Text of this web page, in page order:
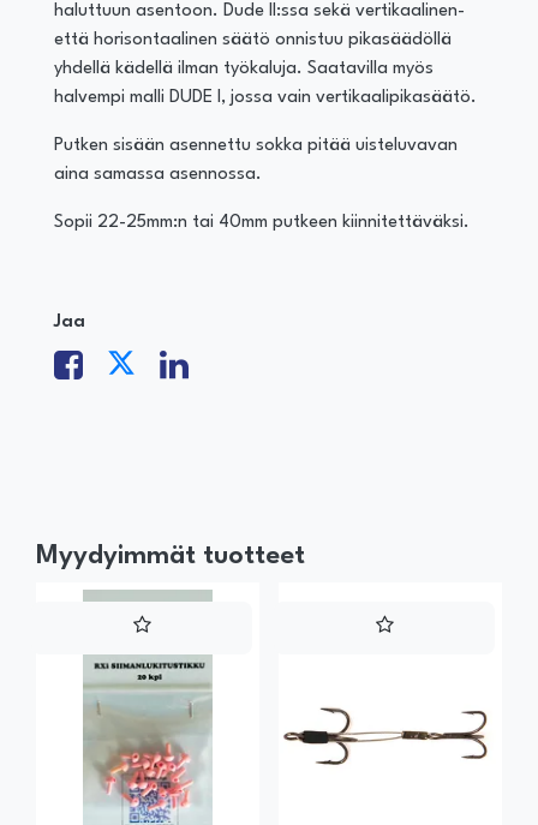
haluttuun asentoon. Dude II:ssa sekä vertikaalinen-
että horisontaalinen säätö onnistuu pikasäädöllä
yhdellä kädellä ilman työkaluja. Saatavilla myös
halvempi malli DUDE I, jossa vain vertikaalipikasäätö.
Putken sisään asennettu sokka pitää uisteluvavan
aina samassa asennossa.
Sopii 22-25mm:n tai 40mm putkeen kiinnitettäväksi.
Jaa
Myydyimmät tuotteet